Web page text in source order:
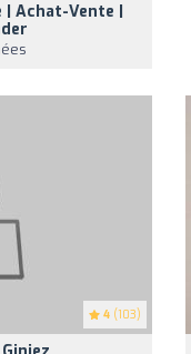
Achat-Vente |
4 (103)